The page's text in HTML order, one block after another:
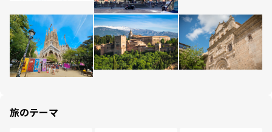
旅のテーマ